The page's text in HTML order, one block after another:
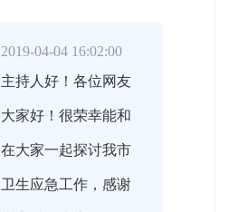
2019-04-04 16:02:00
主持人好！各位网友
大家好！很荣幸能和
在大家一起探讨我市
卫生应急工作，感谢